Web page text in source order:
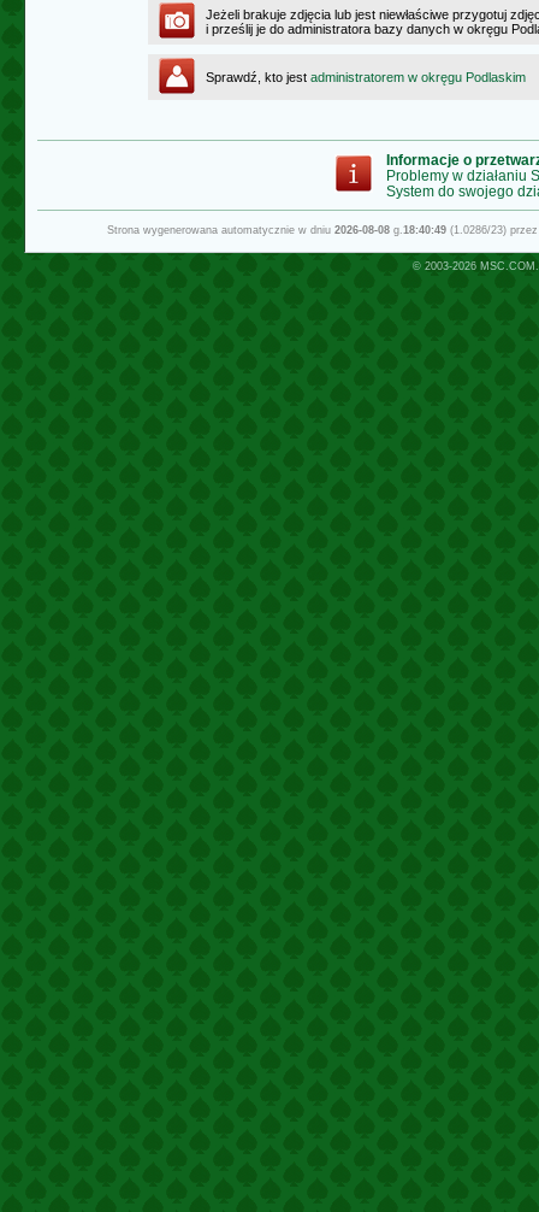
Jeżeli brakuje zdjęcia lub jest niewłaściwe przygotuj
i prześlij je do administratora bazy danych w okręgu
Sprawdź, kto jest administratorem w okręgu Podlaskim
Informacje o
Problemy w działaniu
System do swojego
Strona wygenerowana automatycznie w dniu 2026-08-08g.18:40:49(1.0286/23)
© 2003-2026